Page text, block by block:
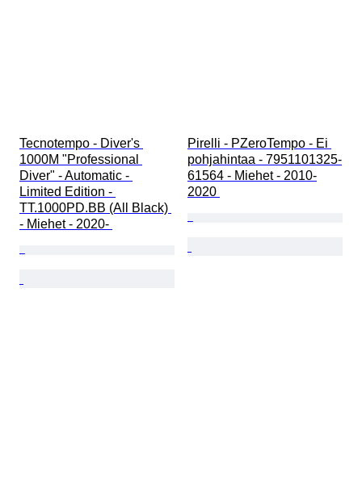
Tecnotempo - Diver's
1000M "Professional
Diver" - Automatic -
Limited Edition -
TT.1000PD.BB (All Black)
- Miehet - 2020-
Pirelli - PZeroTempo - Ei
pohjahintaa - 7951101325-
61564 - Miehet - 2010-
2020